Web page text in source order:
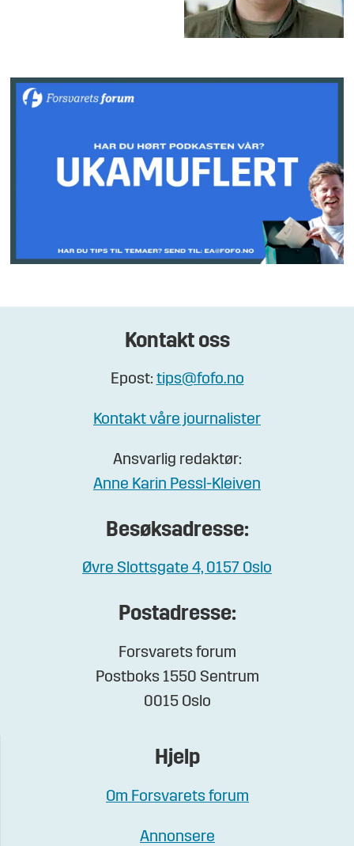
Kontakt oss
Epost: tips@fofo.no
Kontakt våre journalister
Ansvarlig redaktør:
Anne Karin Pessl-Kleiven
Besøksadresse:
Øvre Slottsgate 4, 0157 Oslo
Postadresse:
Forsvarets forum
Postboks 1550 Sentrum
0015 Oslo
Hjelp
Om Forsvarets forum
Annonsere